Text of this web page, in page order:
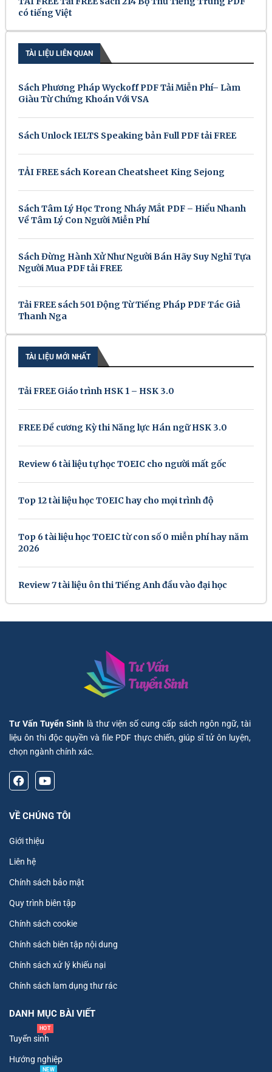
có tiếng Việt
TÀI LIỆU LIÊN QUAN
Sách Phương Pháp Wyckoff PDF Tải Miễn Phí– Làm
Giàu Từ Chứng Khoán Với VSA
Sách Unlock IELTS Speaking bản Full PDF tải FREE
TẢI FREE sách Korean Cheatsheet King Sejong
Sách Tâm Lý Học Trong Nháy Mắt PDF – Hiểu Nhanh
Về Tâm Lý Con Người Miễn Phí
Sách Đừng Hành Xử Như Người Bán Hãy Suy Nghĩ Tựa
Người Mua PDF tải FREE
Tải FREE sách 501 Động Từ Tiếng Pháp PDF Tác Giả
Thanh Nga
TÀI LIỆU MỚI NHẤT
Tải FREE Giáo trình HSK 1 – HSK 3.0
FREE Đề cương Kỳ thi Năng lực Hán ngữ HSK 3.0
Review 6 tài liệu tự học TOEIC cho người mất gốc
Top 12 tài liệu học TOEIC hay cho mọi trình độ
Top 6 tài liệu học TOEIC từ con số 0 miễn phí hay năm
2026
Review 7 tài liệu ôn thi Tiếng Anh đầu vào đại học
Tư Vấn Tuyển Sinh là thư viện số cung cấp sách ngôn ngữ, tài
liệu ôn thi độc quyền và file PDF thực chiến, giúp sĩ tử ôn luyện,
chọn ngành chính xác.
VỀ CHÚNG TÔI
Giới thiệu
Liên hệ
Chính sách bảo mật
Quy trình biên tập
Chính sách cookie
Chính sách biên tập nội dung
Chính sách xử lý khiếu nại
Chính sách lam dụng thư rác
DANH MỤC BÀI VIẾT
Tuyển sinh
HOT
Hướng nghiệp
NEW